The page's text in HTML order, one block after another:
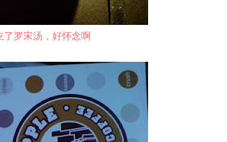
了罗宋汤，好怀念啊